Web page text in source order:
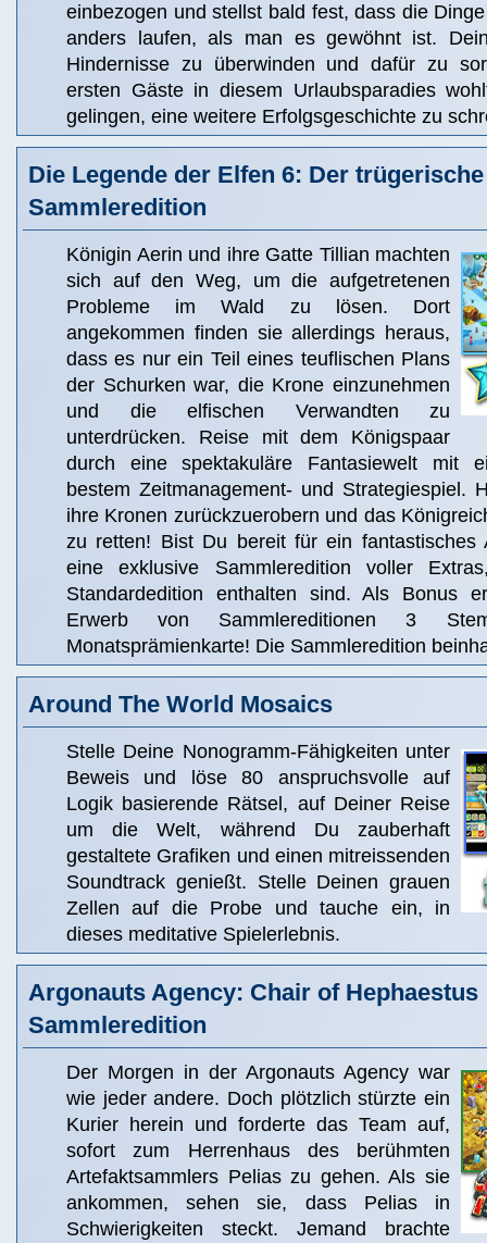
einbezogen und stellst bald fest, dass die
anders laufen, als man es gewöhnt ist.
Hindernisse zu überwinden und dafür zu
ersten Gäste in diesem Urlaubsparadies
gelingen, eine weitere Erfolgsgeschichte zu
Die Legende der Elfen 6: Der
Sammleredition
Königin Aerin und ihre Gatte Tillian machten
sich auf den Weg, um die aufgetretenen
Probleme im Wald zu lösen. Dort
angekommen finden sie allerdings heraus,
dass es nur ein Teil eines teuflischen Plans
der Schurken war, die Krone einzunehmen
und die elfischen Verwandten zu
unterdrücken. Reise mit dem Königspaar
durch eine spektakuläre Fantasiewelt mit
bestem Zeitmanagement- und Strategiespiel.
ihre Kronen zurückzuerobern und das
zu retten! Bist Du bereit für ein fantastisches
eine exklusive Sammleredition voller
Standardedition enthalten sind. Als Bonus
Erwerb von Sammlereditionen 3
Monatsprämienkarte! Die Sammleredition
Around The World Mosaics
Stelle Deine Nonogramm-Fähigkeiten unter
Beweis und löse 80 anspruchsvolle auf
Logik basierende Rätsel, auf Deiner Reise
um die Welt, während Du zauberhaft
gestaltete Grafiken und einen mitreissenden
Soundtrack genießt. Stelle Deinen grauen
Zellen auf die Probe und tauche ein, in
dieses meditative Spielerlebnis.
Argonauts Agency: Chair of Hephaestus
Sammleredition
Der Morgen in der Argonauts Agency war
wie jeder andere. Doch plötzlich stürzte ein
Kurier herein und forderte das Team auf,
sofort zum Herrenhaus des berühmten
Artefaktsammlers Pelias zu gehen. Als sie
ankommen, sehen sie, dass Pelias in
Schwierigkeiten steckt. Jemand brachte